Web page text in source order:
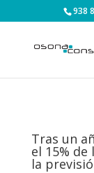
938
Tras un
el 15%
la